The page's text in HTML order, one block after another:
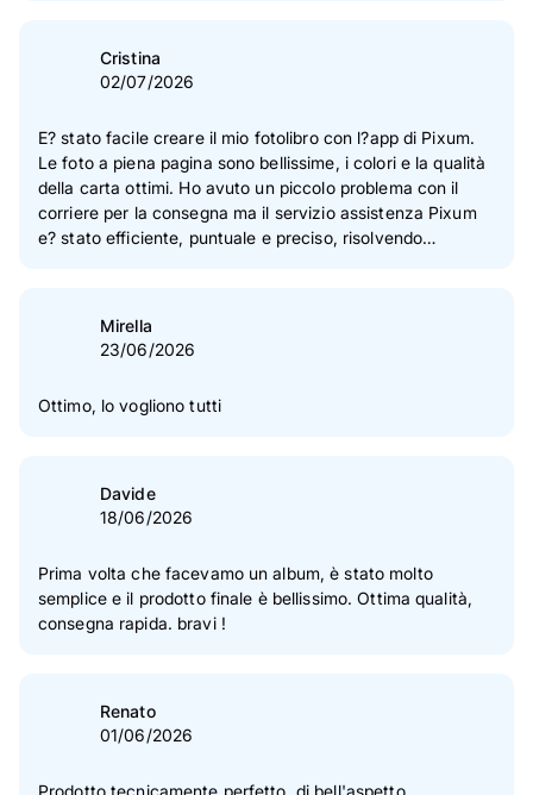
Cristina
02/07/2026
E? stato facile creare il mio fotolibro con l?app di Pixum.
Le foto a piena pagina sono bellissime, i colori e la qualità
della carta ottimi. Ho avuto un piccolo problema con il
corriere per la consegna ma il servizio assistenza Pixum
e? stato efficiente, puntuale e preciso, risolvendo
Mirella
23/06/2026
Ottimo, lo vogliono tutti
Davide
18/06/2026
Prima volta che facevamo un album, è stato molto
semplice e il prodotto finale è bellissimo. Ottima qualità,
consegna rapida. bravi !
Renato
01/06/2026
Prodotto tecnicamente perfetto, di bell'aspetto.